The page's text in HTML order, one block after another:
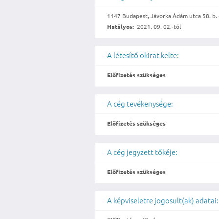
1147 Budapest, Jávorka Ádám utca 58. b.
Hatályos: 2021. 09. 02.-tól
A létesítő okirat kelte:
Előfizetés szükséges
A cég tevékenysége:
Előfizetés szükséges
A cég jegyzett tőkéje:
Előfizetés szükséges
A képviseletre jogosult(ak) adatai: